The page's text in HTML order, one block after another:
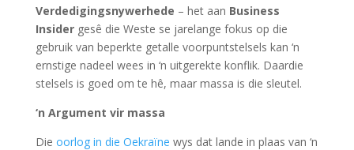
Verdedigingsnywerhede – het aan Business
Insidergesê die Weste se jarelange fokus op die
gebruik van beperkte getalle voorpuntstelsels kan ‘n
ernstige nadeel wees in ‘n uitgerekte konflik. Daardie
stelsels is goed om te hê, maar massa is die sleutel.
‘n Argument vir massa
Die oorlog in die Oekraïne wys dat lande in plaas van ‘n